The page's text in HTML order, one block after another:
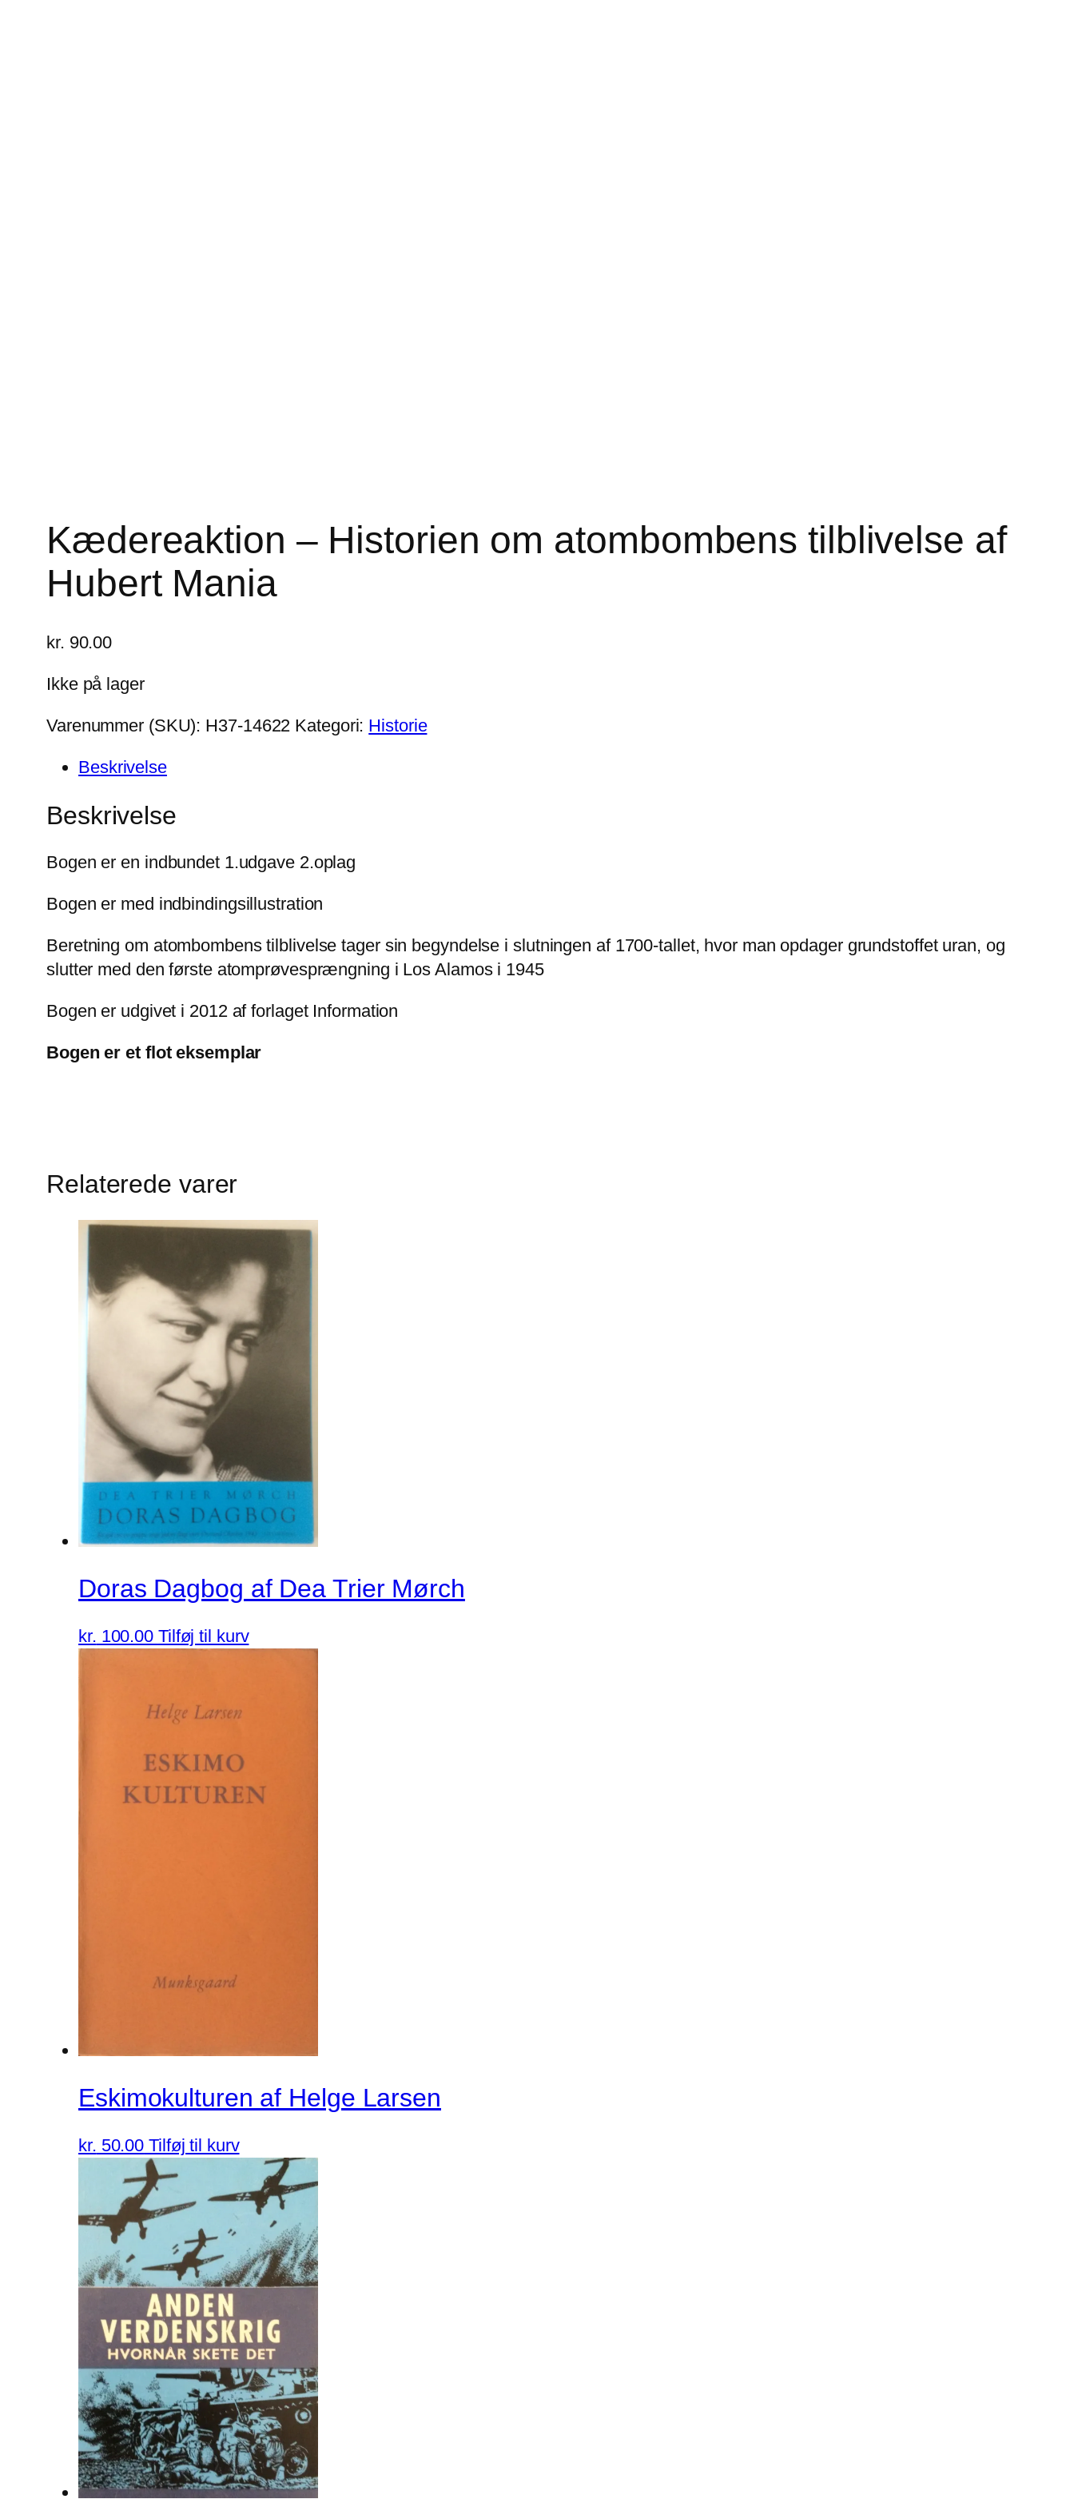
Kædereaktion – Historien om atombombens tilblivelse af
Hubert Mania
kr. 90.00
Ikke på lager
Varenummer (SKU): H37-14622 Kategori: Historie
Beskrivelse
Beskrivelse
Bogen er en indbundet 1.udgave 2.oplag
Bogen er med indbindingsillustration
Beretning om atombombens tilblivelse tager sin begyndelse i slutningen af 1700-tallet, hvor man opdager grundstoffet uran, og
slutter med den første atomprøvesprængning i Los Alamos i 1945
Bogen er udgivet i 2012 af forlaget Information
Bogen er et flot eksemplar
Relaterede varer
Doras Dagbog af Dea Trier Mørch
kr. 100.00 Tilføj til kurv
Eskimokulturen af Helge Larsen
kr. 50.00 Tilføj til kurv